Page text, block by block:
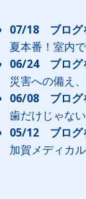
07/18 ブログ
夏本番！室内
06/24 ブログ
災害への備え
06/08 ブログ
歯だけじゃな
05/12 ブログ
加賀メディカ